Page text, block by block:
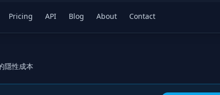
Pricing API Blog About Contact
隱性成本